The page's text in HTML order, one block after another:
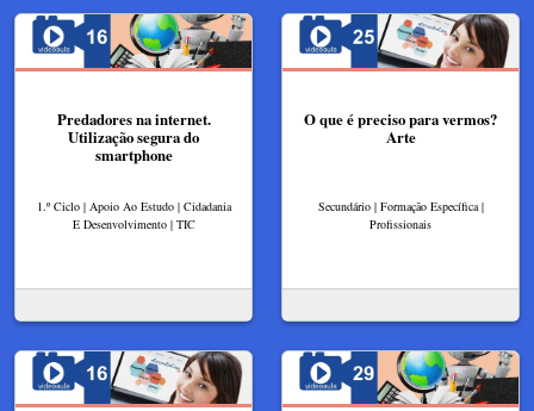
Predadores na internet.
Utilização segura do
smartphone
1.º Ciclo | Apoio Ao Estudo | Cidadania
E Desenvolvimento | TIC
O que é preciso para vermos?
Arte
Secundário | Formação Específica |
Profissionais